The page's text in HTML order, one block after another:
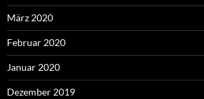
März 2020
Februar 2020
Januar 2020
Dezember 2019